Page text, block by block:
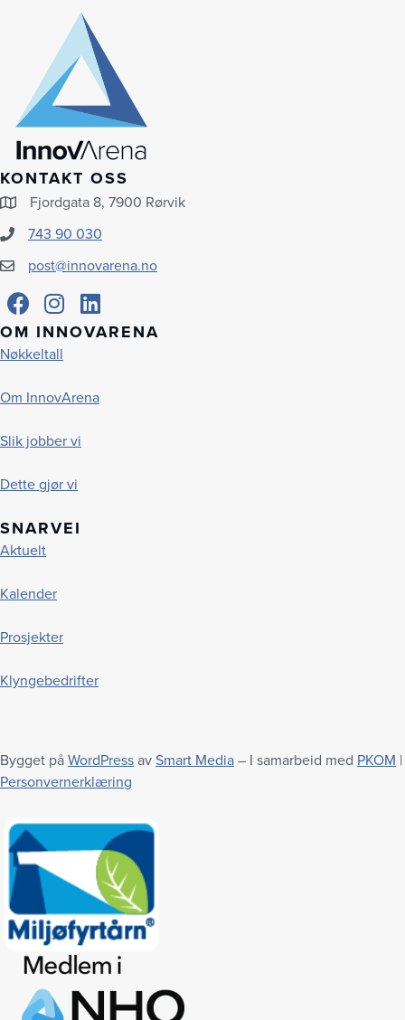
KONTAKT OSS
Fjordgata 8, 7900 Rørvik
743 90 030
post@innovarena.no
OM INNOVARENA
Nøkkeltall
Om InnovArena
Slik jobber vi
Dette gjør vi
SNARVEI
Aktuelt
Kalender
Prosjekter
Klyngebedrifter
Bygget på WordPress av Smart Media – I samarbeid med PKOM |
Personvernerklæring